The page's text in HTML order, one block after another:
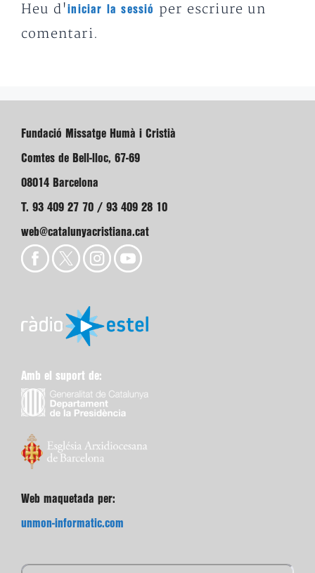
Heu d'iniciar la sessió
per escriure un
comentari.
Fundació Missatge Humà i Cristià
Comtes de Bell-lloc, 67-69
08014 Barcelona
T. 93 409 27 70 / 93 409 28 10
web@catalunyacristiana.cat
Amb el suport de:
Web maquetada per:
unmon-informatic.com